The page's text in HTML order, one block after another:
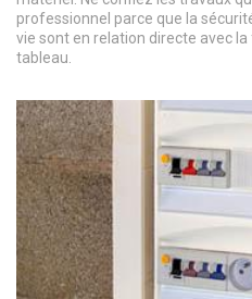
professionnel parce que la
vie sont en relation directe avec
tableau.